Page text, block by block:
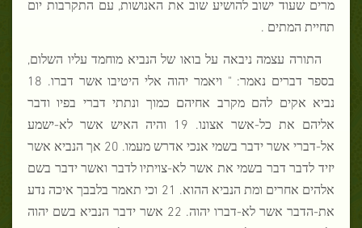
תחיית המתים .
התורה עצמה ניבאה על בואו של הנביא מוחמד עליו השלום,
בספר דברים נאמר:
"
ויאמר יהוה אלי היטיבו אשר דברו. 18
נביא אקים להם מקרב אחיהם כמוך ונתתי דברי בפיו ודבר
אליהם את כל-אשר אצונו. 19 והיה האיש אשר לא-ישמע
אל-דברי אשר ידבר בשמי אנכי אדרש מעמו. 20 אך הנביא אשר
יזיד לדבר דבר בשמי את אשר לא-צויתיו לדבר ואשר ידבר בשם
אלהים אחרים ומת הנביא ההוא. 21 וכי תאמר בלבבך איכה נדע
את-הדבר אשר לא-דברו יהוה. 22 אשר ידבר הנביא בשם יהוה